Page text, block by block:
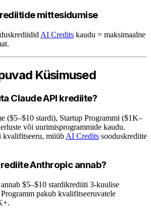
mittesidumise
AI Credits kaudu = maksimaalne
Küsimused
Claude API krediite?
($5–$10 stardi), Startup Programmi ($1K–
või uurimisprogrammide kaudu.
kvalifitseeru, müüb AI Credits sooduskrediite
Anthropic annab?
annab $5–$10 stardikrediiti 3-kuulise
pakub kvalifitseeruvatele